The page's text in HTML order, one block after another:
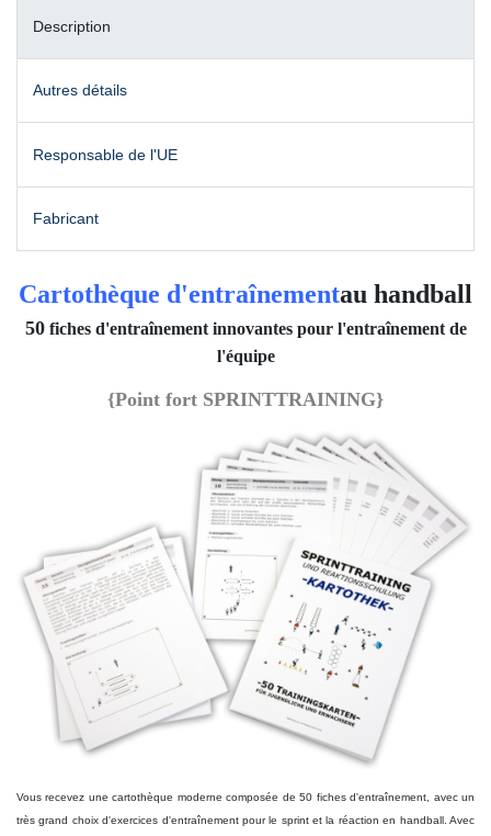
Description
Autres détails
Responsable de l'UE
Fabricant
Cartothèque d'entraînementau handball
50fiches d'entraînement innovantes pour l'entraînement de
l'équipe
{Point fort SPRINTTRAINING}
Vous recevez une cartothèque moderne composée de 50 fiches d'entraînement, avec un
très grand choix d'exercices d'entraînement pour le sprint et la réaction en handball. Avec